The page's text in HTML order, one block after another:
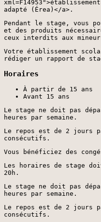
adapté (Érea)</a>.
Pendant le stage, vous
et des produits
ceux interdits aux
Votre établissement
rédiger un rapport de
Horaires
À partir de 15 ans
Avant 15 ans
Le stage ne doit pas
heures par semaine.
Le repos est de 2 jours
consécutifs.
Vous bénéficiez des
Les horaires de stage
20h.
Le stage ne doit pas
heures par semaine.
Le repos est de 2 jours
consécutifs.